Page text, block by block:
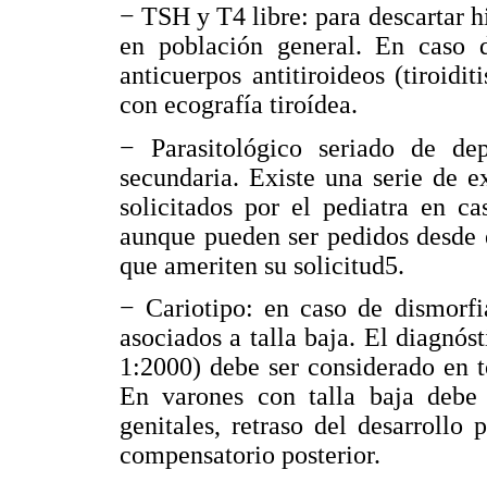
− TSH y T4 libre: para descartar
en población general. En caso
anticuerpos antitiroideos
con ecografía tiroídea.
− Parasitológico seriado de
secundaria. Existe una serie de
solicitados por el pediatra en
aunque pueden ser pedidos
que ameriten su solicitud5.
− Cariotipo: en caso de
asociados a talla baja. El
1:2000) debe ser considerado
En varones con talla baja
genitales, retraso del desarrollo
compensatorio posterior.